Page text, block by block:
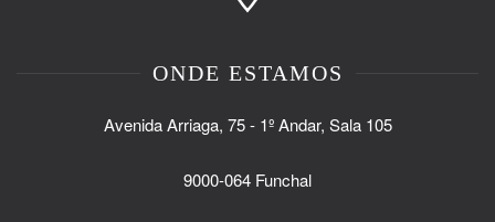
ONDE ESTAMOS
Avenida Arriaga, 75 - 1º Andar, Sala 105
9000-064 Funchal